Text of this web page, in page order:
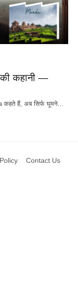
कहानी —
कहते हैं, अब सिर्फ घूमने…
Contact Us